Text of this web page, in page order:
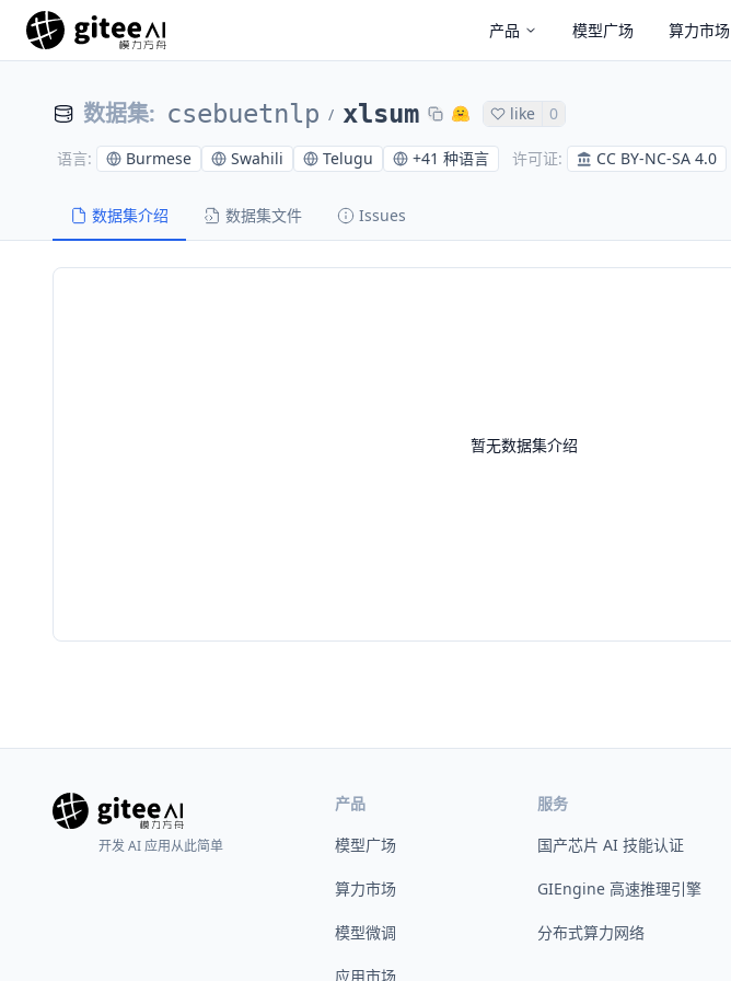
产品 模型广场 算力市场
数据集: csebuetnlp / xlsum like 0
语言: Burmese Swahili Telugu +41 种语言 许可证: CC BY-NC-SA 4.0
数据集介绍 数据集文件 Issues
暂无数据集介绍
开发 AI 应用从此简单
产品
模型广场
算力市场
模型微调
应用市场
服务
国产芯片 AI 技能认证
GIEngine 高速推理引擎
分布式算力网络